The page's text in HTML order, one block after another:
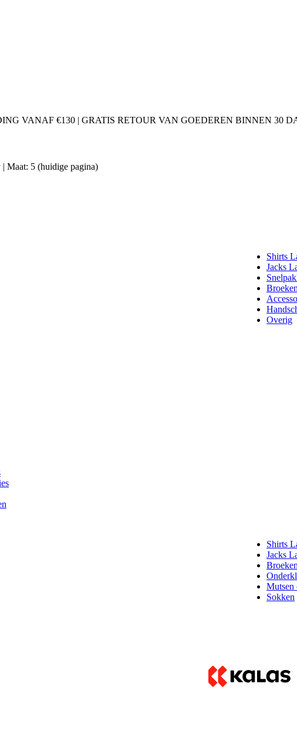
VANAF €130 | GRATIS RETOUR VAN GOEDEREN BINNEN 30
Shirts
Jacks
Overig
Shirts
Jacks
Mutsen
Sokken
| Maat: 5 (huidige pagina)